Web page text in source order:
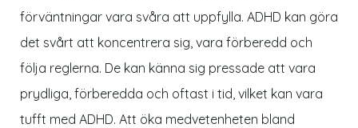
förväntningar vara svåra att uppfylla. ADHD kan göra
det svårt att koncentrera sig, vara förberedd och
följa reglerna. De kan känna sig pressade att vara
prydliga, förberedda och oftast i tid, vilket kan vara
tufft med ADHD. Att öka medvetenheten bland